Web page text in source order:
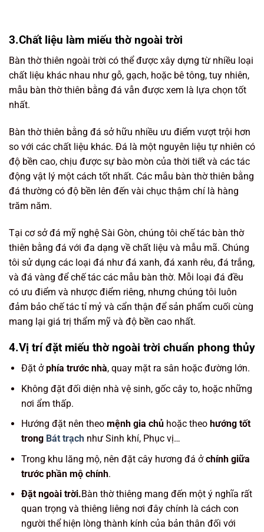
3.Chất liệu làm miếu thờ ngoài trời
Bàn thờ thiên ngoài trời có thể được xây dựng từ nhiều loại
chất liệu khác nhau như gỗ, gạch, hoặc bê tông, tuy nhiên,
mẫu bàn thờ thiên bằng đá vẫn được xem là lựa chọn tốt
nhất.
Bàn thờ thiên bằng đá sở hữu nhiều ưu điểm vượt trội hơn
so với các chất liệu khác. Đá là một nguyên liệu tự nhiên có
độ bền cao, chịu được sự bào mòn của thời tiết và các tác
động vật lý một cách tốt nhất. Các mẫu bàn thờ thiên bằng
đá thường có độ bền lên đến vài chục thậm chí là hàng
trăm năm.
Tại cơ sở đá mỹ nghệ Sài Gòn, chúng tôi chế tác bàn thờ
thiên bằng đá với đa dạng về chất liệu và mẫu mã. Chúng
tôi sử dụng các loại đá như đá xanh, đá xanh rêu, đá trắng,
và đá vàng để chế tác các mẫu bàn thờ. Mỗi loại đá đều
có ưu điểm và nhược điểm riêng, nhưng chúng tôi luôn
đảm bảo chế tác tỉ mỷ và cẩn thận để sản phẩm cuối cùng
mang lại giá trị thẩm mỹ và độ bền cao nhất.
4.Vị trí đặt miếu thờ ngoài trời chuẩn phong thủy
Đặt ởphía trước nhà, quay mặt ra sân hoặc đường lớn.
Không đặt đối diện nhà vệ sinh, gốc cây to, hoặc những
nơi ẩm thấp.
Hướng đặt nên theo mệnh gia chủhoặc theo hướng tốt
trong Bát trạchnhư Sinh khí, Phục vị…
Trong khu lăng mộ, nên đặt cây hương đá ởchính giữa
trước phần mộ chính.
Đặt ngoài trời.Bàn thờ thiêng mang đến một ý nghĩa rất
quan trọng và thiêng liêng nơi đây chính là cách con
người thể hiện lòng thành kính của bản thân đối với